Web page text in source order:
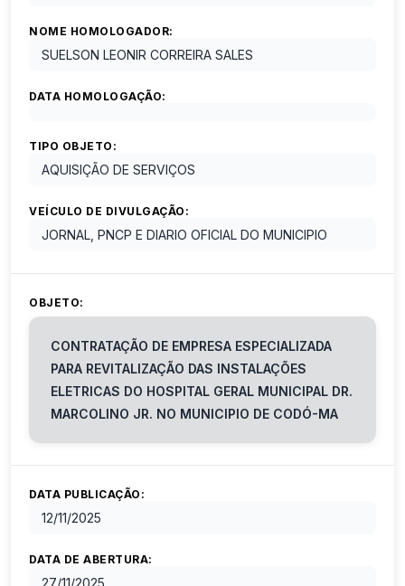
NOME HOMOLOGADOR:
SUELSON LEONIR CORREIRA SALES
DATA HOMOLOGAÇÃO:
TIPO OBJETO:
AQUISIÇÃO DE SERVIÇOS
VEÍCULO DE DIVULGAÇÃO:
JORNAL, PNCP E DIARIO OFICIAL DO MUNICIPIO
OBJETO:
CONTRATAÇÃO DE EMPRESA ESPECIALIZADA
PARA REVITALIZAÇÃO DAS INSTALAÇÕES
ELETRICAS DO HOSPITAL GERAL MUNICIPAL DR.
MARCOLINO JR. NO MUNICIPIO DE CODÓ-MA
DATA PUBLICAÇÃO:
12/11/2025
DATA DE ABERTURA: